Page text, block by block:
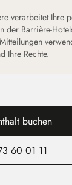
verarbeitet Ihre
der Barrière-
Ihre Rechte.
buchen
60 01 11